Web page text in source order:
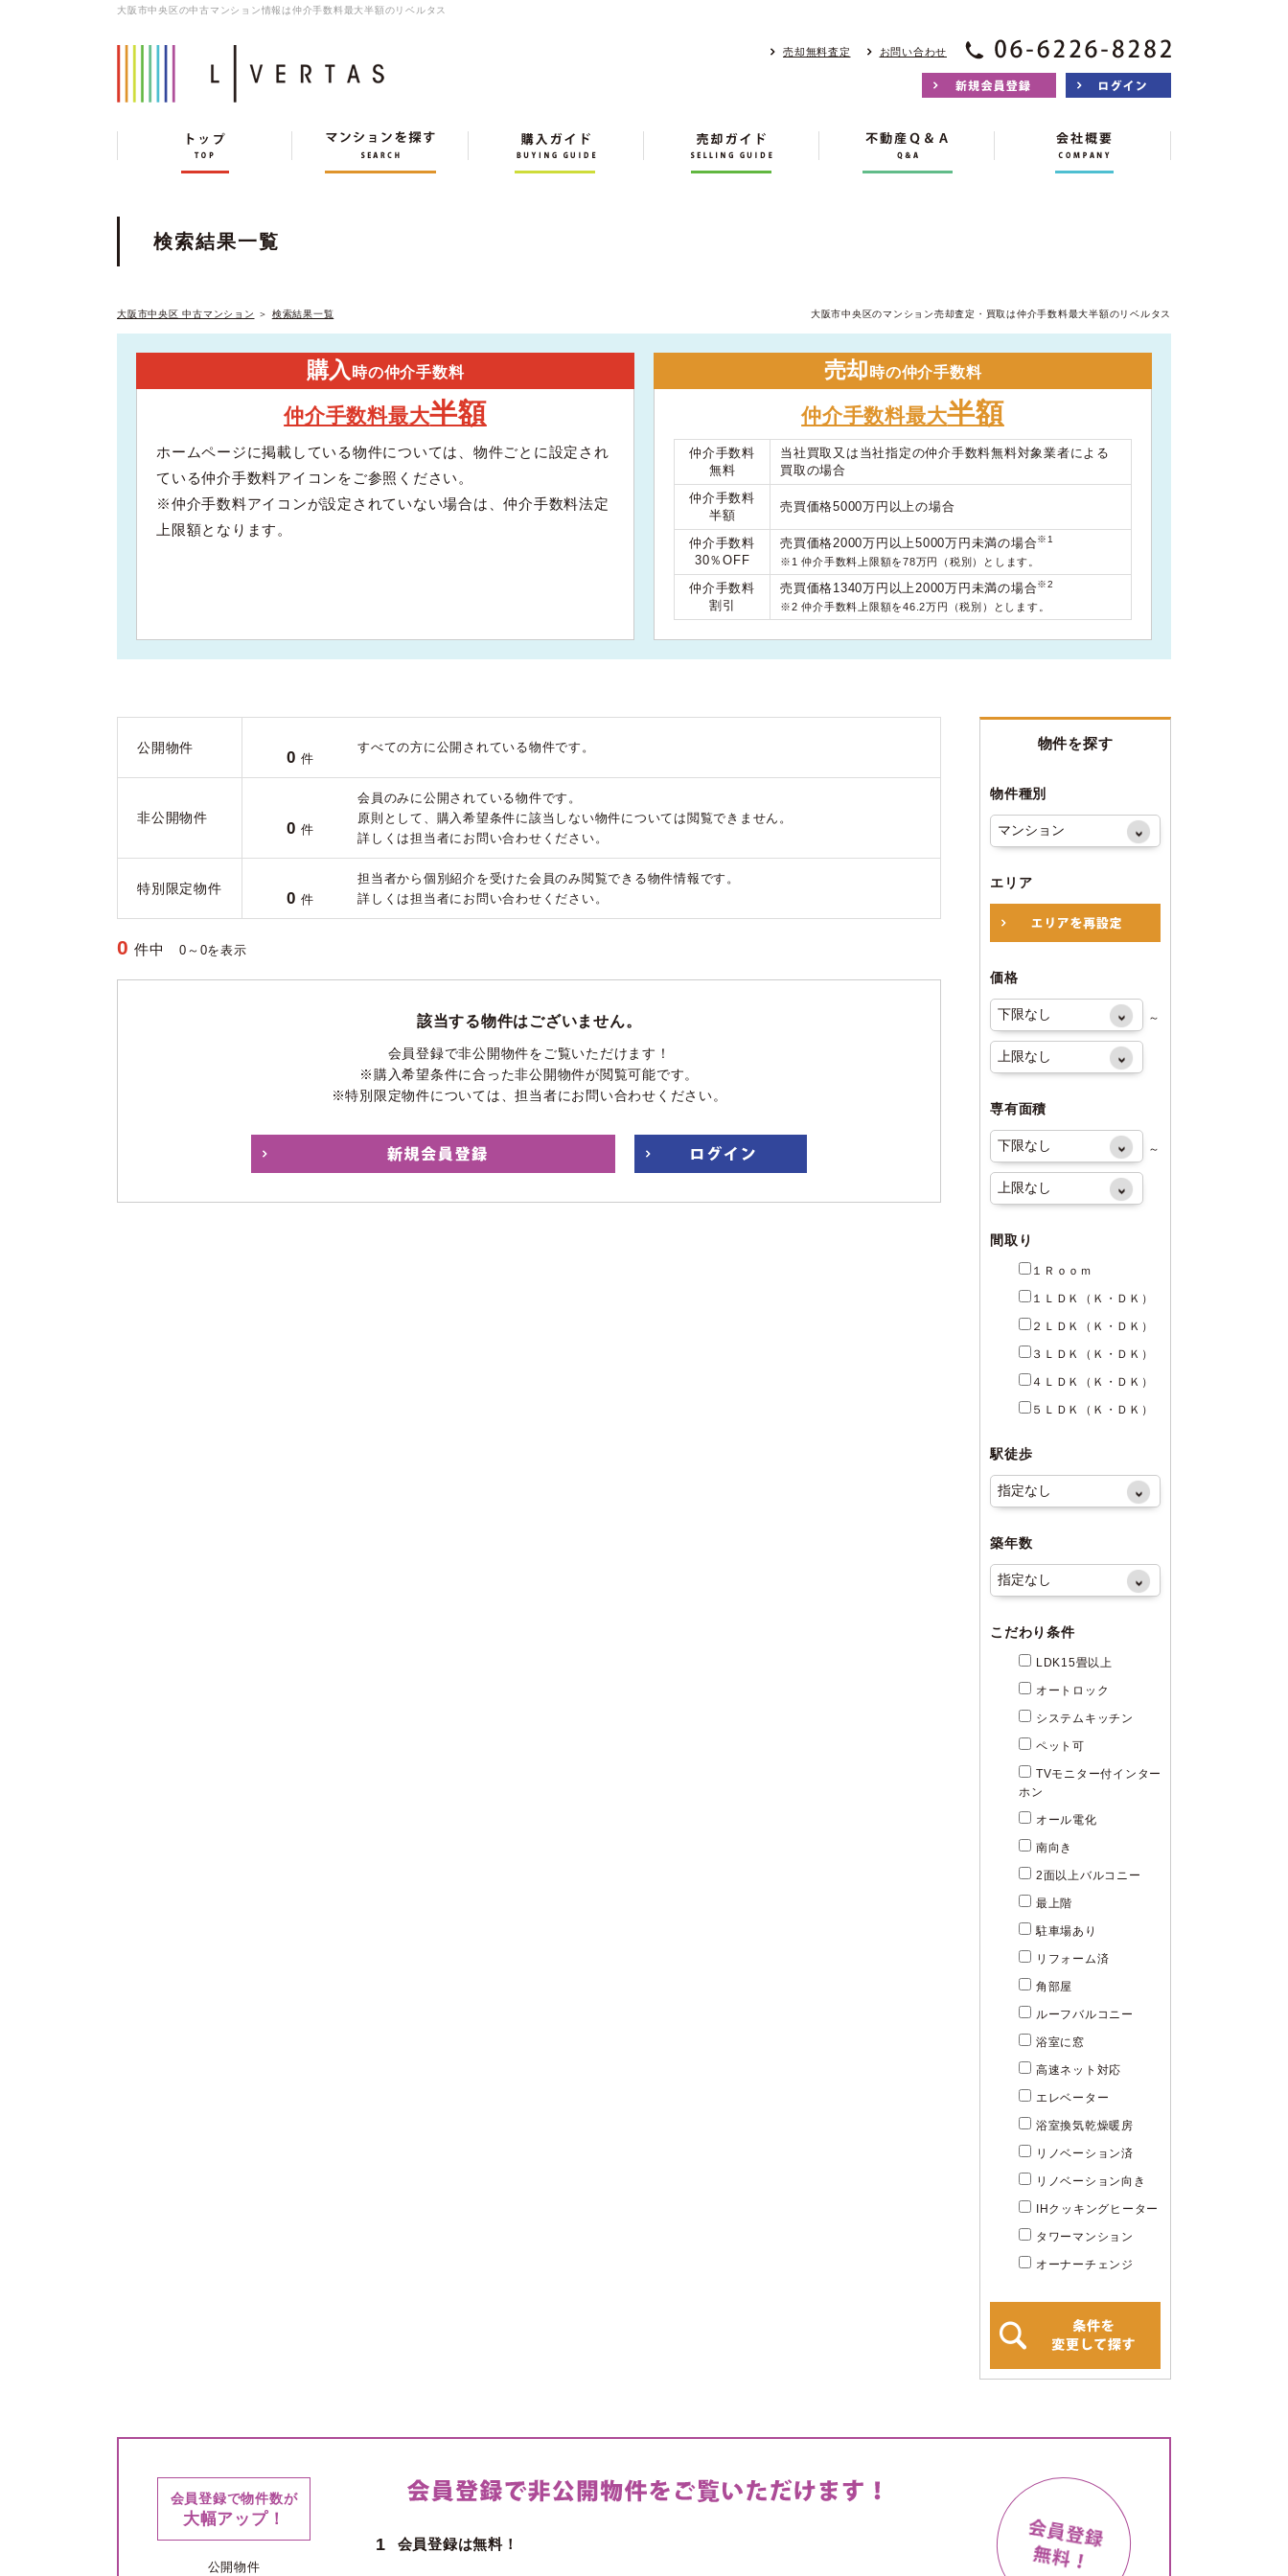
大阪市中央区の中古マンション情報は仲介手数料最大半額のリベルタス
売却無料査定 お問い合わせ
検索結果一覧
大阪市中央区 中古マンション ＞ 検索結果一覧 大阪市中央区のマンション売却査定・買取は仲介手数料最大半額のリベルタス
購入 時の仲介手数料
仲介手数料最大半額
ホームページに掲載している物件については、物件ごとに設定され
ている仲介手数料アイコンをご参照ください。
※仲介手数料アイコンが設定されていない場合は、仲介手数料法定
上限額となります。
売却時の仲介手数料
仲介手数料最大半額
仲介手数料
無料
当社買取又は当社指定の仲介手数料無料対象業者による
買取の場合
仲介手数料
半額
売買価格5000万円以上の場合
仲介手数料
30％OFF
売買価格2000万円以上5000万円未満の場合※1
※1 仲介手数料上限額を78万円（税別）とします。
仲介手数料
割引
売買価格1340万円以上2000万円未満の場合※2
※2 仲介手数料上限額を46.2万円（税別）とします。
公開物件
0 件
すべての方に公開されている物件です。
非公開物件
0 件
会員のみに公開されている物件です。
原則として、購入希望条件に該当しない物件については閲覧できません。
詳しくは担当者にお問い合わせください。
特別限定物件
0 件
担当者から個別紹介を受けた会員のみ閲覧できる物件情報です。
詳しくは担当者にお問い合わせください。
0 件中 0～0を表示
該当する物件はございません。
会員登録で非公開物件をご覧いただけます！
※購入希望条件に合った非公開物件が閲覧可能です。
※特別限定物件については、担当者にお問い合わせください。
物件を探す
物件種別
エリア
価格
～
専有面積
～
間取り
１Ｒｏｏｍ
１ＬＤＫ（Ｋ・ＤＫ）
２ＬＤＫ（Ｋ・ＤＫ）
３ＬＤＫ（Ｋ・ＤＫ）
４ＬＤＫ（Ｋ・ＤＫ）
５ＬＤＫ（Ｋ・ＤＫ）
駅徒歩
築年数
こだわり条件
LDK15畳以上
オートロック
システムキッチン
ペット可
TVモニター付インター
ホン
オール電化
南向き
2面以上バルコニー
最上階
駐車場あり
リフォーム済
角部屋
ルーフバルコニー
浴室に窓
高速ネット対応
エレベーター
浴室換気乾燥暖房
リノベーション済
リノベーション向き
IHクッキングヒーター
タワーマンション
オーナーチェンジ
会員登録で物件数が
大幅アップ！
公開物件
1 会員登録は無料！